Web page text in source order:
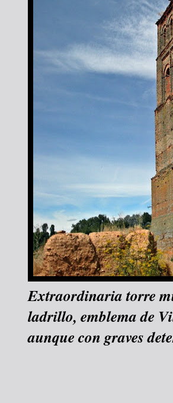
Extraordinaria torre
ladrillo, emblema de
aunque con graves